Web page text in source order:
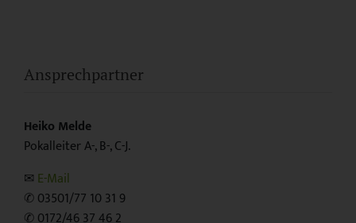
Ansprechpartner
Heiko Melde
Pokalleiter A-, B-, C-J.
✉ E-Mail
✆ 03501/77 10 31 9
✆ 0172/46 37 46 2